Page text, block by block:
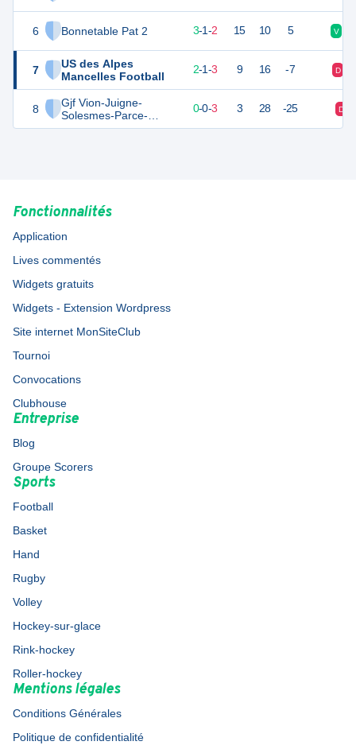
6 Bonnetable Pat 2
7
US des Alpes
Mancelles Football
8
Gjf Vion-Juigne-
Solesmes-Parce-
Precigne 2
10 3-1-2 15 10 5 V
6 2-1-3 9 16 -7 D
0-0-3 3 28 -25 D
Fonctionnalités
Application
Lives commentés
Widgets gratuits
Widgets - Extension Wordpress
Site internet MonSiteClub
Tournoi
Convocations
Clubhouse
Entreprise
Blog
Groupe Scorers
Sports
Football
Basket
Hand
Rugby
Volley
Hockey-sur-glace
Rink-hockey
Roller-hockey
Mentions légales
Conditions Générales
Politique de confidentialité